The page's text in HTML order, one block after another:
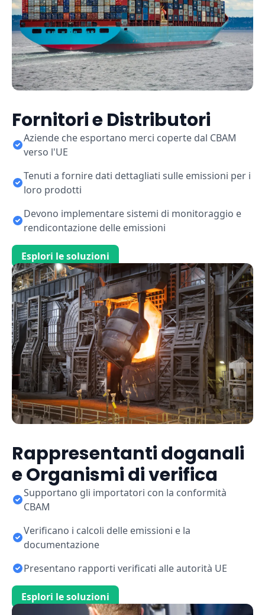
Fornitori e Distributori
Aziende che esportano merci coperte dal CBAM
verso l'UE
Tenuti a fornire dati dettagliati sulle emissioni per i
loro prodotti
Devono implementare sistemi di monitoraggio e
rendicontazione delle emissioni
Esplori le soluzioni
Rappresentanti doganali
e Organismi di verifica
Supportano gli importatori con la conformità
CBAM
Verificano i calcoli delle emissioni e la
documentazione
Presentano rapporti verificati alle autorità UE
Esplori le soluzioni